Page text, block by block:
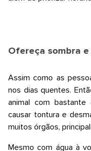
Ofereça sombra
Assim como as
nos dias quentes.
animal com
causar tontura e
muitos órgãos,
Mesmo com água à